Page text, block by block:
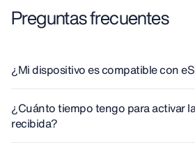
Preguntas frecuentes
¿Mi dispositivo es compatible con
verificarlo ennuestra guíacompleta.
¿Cuánto tiempo tengo para activar
recibida?